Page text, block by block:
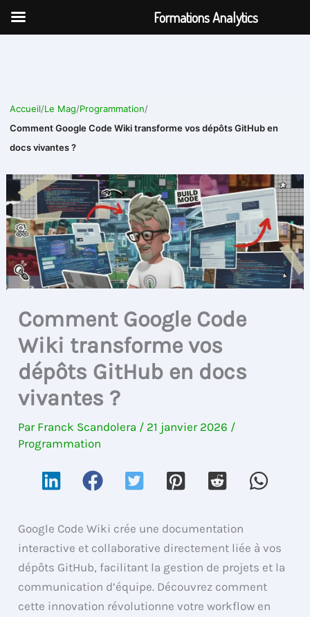
Aller
Accueil/Le Mag/Programmation/
Comment Google Code Wiki transforme vos dépôts GitHub en
docs vivantes ?
Comment Google Code
Wiki transforme vos
dépôts GitHub en docs
vivantes ?
Par Franck Scandolera / 21 janvier 2026 /
Programmation
Google Code Wiki crée une documentation
interactive et collaborative directement liée à vos
dépôts GitHub, facilitant la gestion de projets et la
communication d’équipe. Découvrez comment
cette innovation révolutionne votre workflow en
Formations Analytics